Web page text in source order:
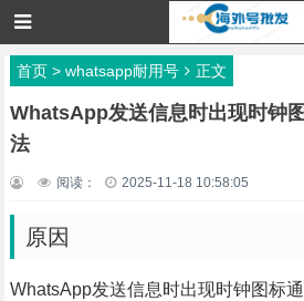
首页> whatsapp耐用号 正文
WhatsApp发送信息时出现时钟
法
阅读： 2025-11-18 10:58:05
原因
WhatsApp发送信息时出现时钟图标